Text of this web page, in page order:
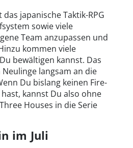
japanische Taktik-RPG
sowie viele
Team anzupassen und
kommen viele
bewältigen kannst. Das
langsam an die
Du bislang keinen Fire-
kannst Du also ohne
Houses in die Serie
im Juli